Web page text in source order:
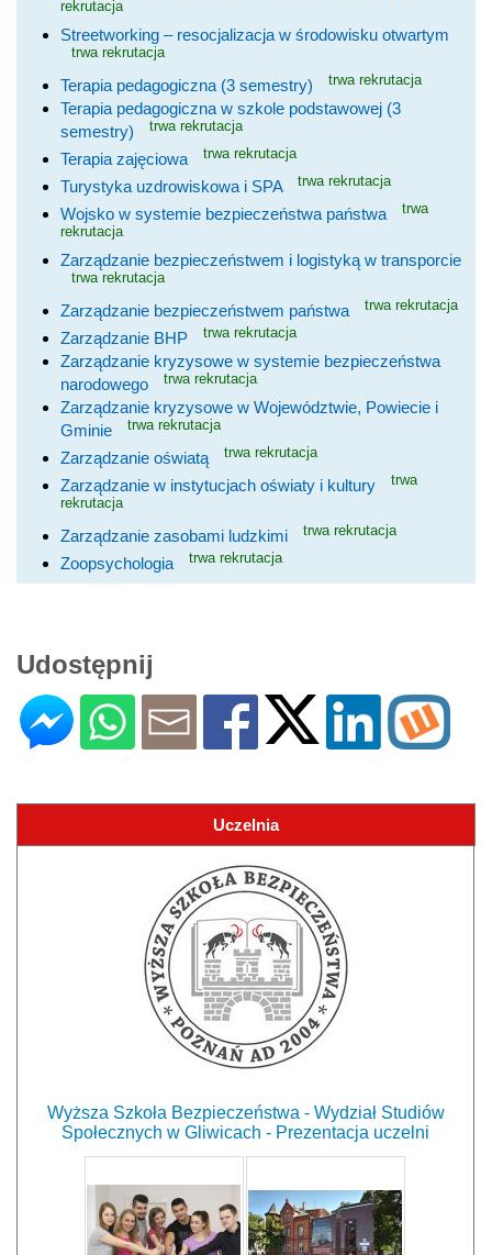
rekrutacja
Streetworking – resocjalizacja w środowisku otwartym
trwa rekrutacja
Terapia pedagogiczna (3 semestry) trwa rekrutacja
Terapia pedagogiczna w szkole podstawowej (3
semestry)
trwa rekrutacja
Terapia zajęciowa trwa rekrutacja
Turystyka uzdrowiskowa i SPA trwa rekrutacja
Wojsko w systemie bezpieczeństwa państwa
trwa
rekrutacja
Zarządzanie bezpieczeństwem i logistyką w transporcie
trwa rekrutacja
Zarządzanie bezpieczeństwem państwa trwa rekrutacja
Zarządzanie BHP trwa rekrutacja
Zarządzanie kryzysowe w systemie bezpieczeństwa
narodowego
trwa rekrutacja
Zarządzanie kryzysowe w Województwie, Powiecie i
Gminie
trwa rekrutacja
Zarządzanie oświatą trwa rekrutacja
Zarządzanie w instytucjach oświaty i kultury
trwa
rekrutacja
Zarządzanie zasobami ludzkimi trwa rekrutacja
Zoopsychologia trwa rekrutacja
Udostępnij
Uczelnia
Wyższa Szkoła Bezpieczeństwa - Wydział Studiów
Społecznych w Gliwicach - Prezentacja uczelni